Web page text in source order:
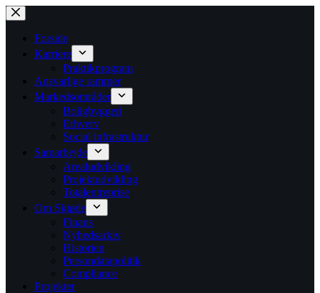
Fortsæt
til
indholdForside
Karriere
Praktikprogram
Ansvarlige rammer
Markedsområder
Boligbyggeri
Erhverv
Social infrastruktur
Samarbejde
Arealudvikling
Projektudvikling
Totalentreprise
Om Skjøde
Finans
Nyhedsarkiv
Historien
Persondatapolitik
Compliance
Projekter